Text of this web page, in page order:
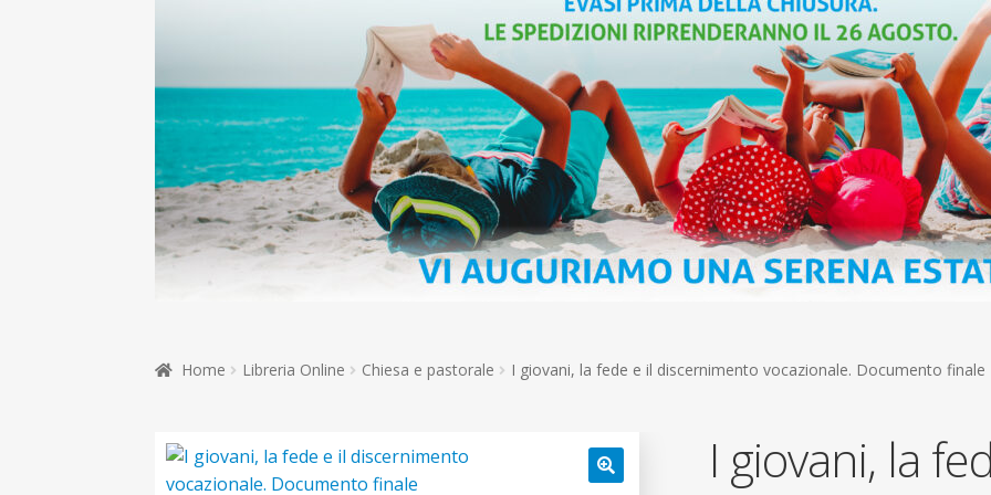
Home Libreria Online Chiesa e pastorale I giovani, la fede e il discernimento vocazionale. Documento finale
I giovani, la